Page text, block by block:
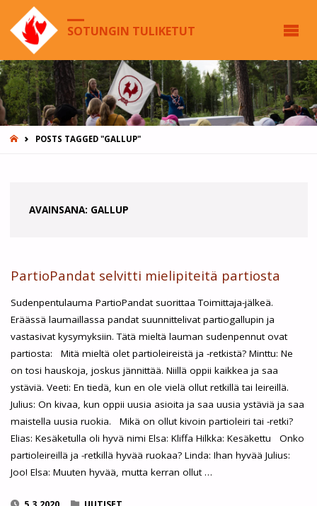
SOTUNGIN TULIKETUT
HOMEPOSTS TAGGED "GALLUP"
AVAINSANA: GALLUP
PartioPandat selvitti mielipiteitä partiosta
Sudenpentulauma PartioPandat suorittaa Toimittaja-jälkeä.
Eräässä laumaillassa pandat suunnittelivat partiogallupin ja
vastasivat kysymyksiin. Tätä mieltä lauman sudenpennut ovat
partiosta: Mitä mieltä olet partioleireistä ja -retkistä? Minttu: Ne
on tosi hauskoja, joskus jännittää. Niillä oppii kaikkea ja saa
ystäviä. Veeti: En tiedä, kun en ole vielä ollut retkillä tai leireillä.
Julius: On kivaa, kun oppii uusia asioita ja saa uusia ystäviä ja saa
maistella uusia ruokia. Mikä on ollut kivoin partioleiri tai -retki?
Elias: Kesäketulla oli hyvä nimi Elsa: Kliffa Hilkka: Kesäkettu Onko
partioleireillä ja -retkillä hyvää ruokaa? Linda: Ihan hyvää Julius:
Joo! Elsa: Muuten hyvää, mutta kerran ollut …